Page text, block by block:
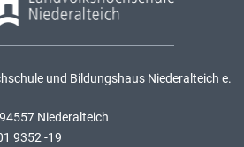
und Bildungshaus Niederalteich e.
Niederalteich
9352 -19